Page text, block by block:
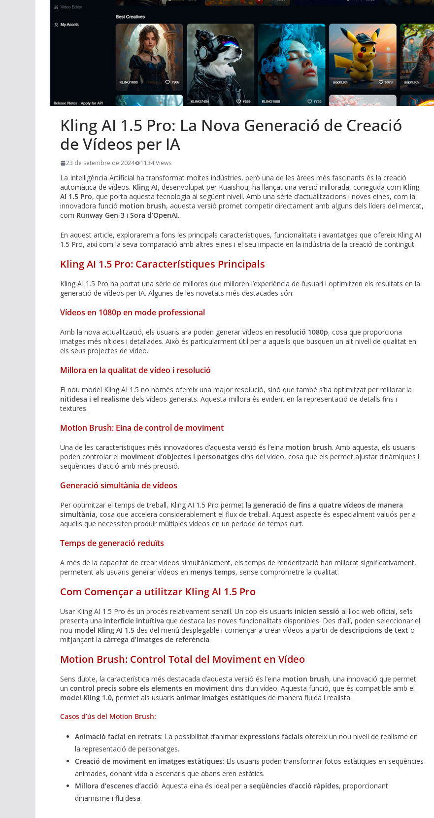
Kling AI 1.5 Pro: La Nova Generació de Creació
de Vídeos per IA
23 de setembre de 2024 1134 Views
La Intel·ligència Artificial ha transformat moltes indústries, però una de les àrees més fascinants és la creació
automàtica de vídeos. Kling AI, desenvolupat per Kuaishou, ha llançat una versió millorada, coneguda com Kling
AI 1.5 Pro, que porta aquesta tecnologia al següent nivell. Amb una sèrie d’actualitzacions i noves eines, com la
innovadora funció motion brush, aquesta versió promet competir directament amb alguns dels líders del mercat,
com Runway Gen-3 i Sora d’OpenAI.
En aquest article, explorarem a fons les principals característiques, funcionalitats i avantatges que ofereix Kling AI
1.5 Pro, així com la seva comparació amb altres eines i el seu impacte en la indústria de la creació de contingut.
Kling AI 1.5 Pro: Característiques Principals
Kling AI 1.5 Pro ha portat una sèrie de millores que milloren l’experiència de l’usuari i optimitzen els resultats en la
generació de vídeos per IA. Algunes de les novetats més destacades són:
Vídeos en 1080p en mode professional
Amb la nova actualització, els usuaris ara poden generar vídeos en resolució 1080p, cosa que proporciona
imatges més nítides i detallades. Això és particularment útil per a aquells que busquen un alt nivell de qualitat en
els seus projectes de vídeo.
Millora en la qualitat de vídeo i resolució
El nou model Kling AI 1.5 no només ofereix una major resolució, sinó que també s’ha optimitzat per millorar la
nitidesa i el realisme dels vídeos generats. Aquesta millora és evident en la representació de detalls fins i
textures.
Motion Brush: Eina de control de moviment
Una de les característiques més innovadores d’aquesta versió és l’eina motion brush. Amb aquesta, els usuaris
poden controlar el moviment d’objectes i personatges dins del vídeo, cosa que els permet ajustar dinàmiques i
seqüències d’acció amb més precisió.
Generació simultània de vídeos
Per optimitzar el temps de treball, Kling AI 1.5 Pro permet la generació de fins a quatre vídeos de manera
simultània, cosa que accelera considerablement el flux de treball. Aquest aspecte és especialment valuós per a
aquells que necessiten produir múltiples vídeos en un període de temps curt.
Temps de generació reduïts
A més de la capacitat de crear vídeos simultàniament, els temps de renderització han millorat significativament,
permetent als usuaris generar vídeos en menys temps, sense comprometre la qualitat.
Com Començar a utilitzar Kling AI 1.5 Pro
Usar Kling AI 1.5 Pro és un procés relativament senzill. Un cop els usuaris inicien sessió al lloc web oficial, se’ls
presenta una interfície intuïtiva que destaca les noves funcionalitats disponibles. Des d’allí, poden seleccionar el
nou model Kling AI 1.5 des del menú desplegable i començar a crear vídeos a partir de descripcions de text o
mitjançant la càrrega d’imatges de referència.
Motion Brush: Control Total del Moviment en Vídeo
Sens dubte, la característica més destacada d’aquesta versió és l’eina motion brush, una innovació que permet
un control precís sobre els elements en moviment dins d’un vídeo. Aquesta funció, que és compatible amb el
model Kling 1.0, permet als usuaris animar imatges estàtiques de manera fluida i realista.
Casos d’ús del Motion Brush:
Animació facial en retrats: La possibilitat d’animar expressions facials ofereix un nou nivell de realisme en
la representació de personatges.
Creació de moviment en imatges estàtiques: Els usuaris poden transformar fotos estàtiques en seqüències
animades, donant vida a escenaris que abans eren estàtics.
Millora d’escenes d’acció: Aquesta eina és ideal per a seqüències d’acció ràpides, proporcionant
dinamisme i fluïdesa.